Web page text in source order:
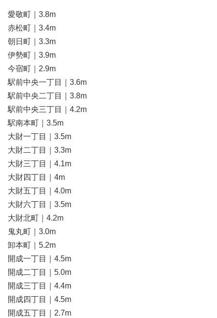
愛敬町｜3.8m
赤松町｜3.4m
朝日町｜3.3m
伊勢町｜3.9m
今宿町｜2.9m
駅前中央一丁目｜3.6m
駅前中央二丁目｜3.8m
駅前中央三丁目｜4.2m
駅南本町｜3.5m
大財一丁目｜3.5m
大財二丁目｜3.3m
大財三丁目｜4.1m
大財四丁目｜4m
大財五丁目｜4.0m
大財六丁目｜3.5m
大財北町｜4.2m
鬼丸町｜3.0m
卸本町｜5.2m
開成一丁目｜4.5m
開成二丁目｜5.0m
開成三丁目｜4.4m
開成四丁目｜4.5m
開成五丁目｜2.7m